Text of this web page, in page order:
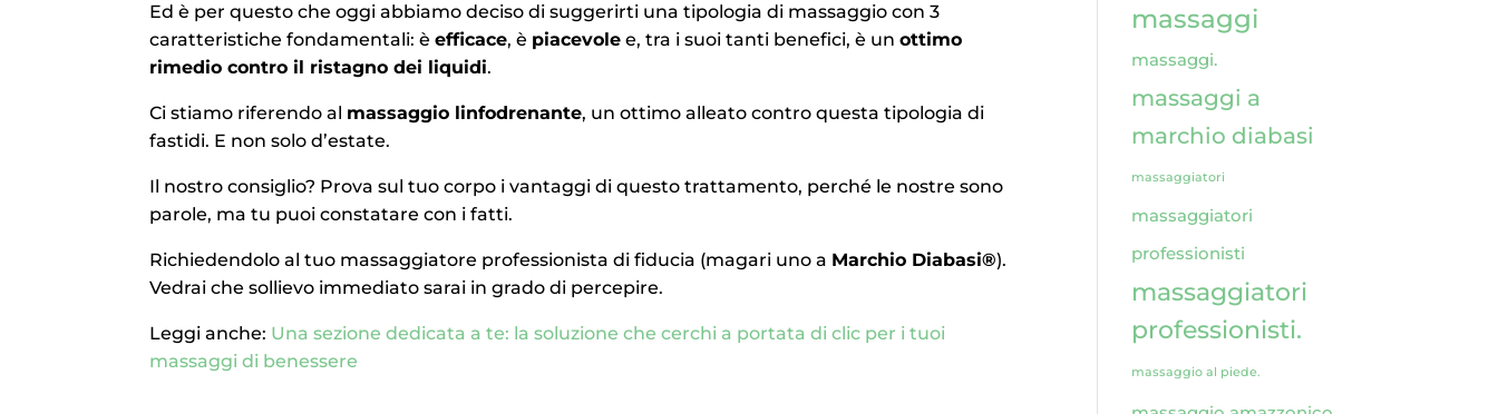
Ed è per questo che oggi abbiamo deciso di suggerirti una tipologia di massaggio con 3
caratteristiche fondamentali: èefficace, è piacevole e, tra i suoi tanti benefici, è unottimo
rimedio contro il ristagno dei liquidi.
Ci stiamo riferendo al massaggio linfodrenante, un ottimo alleato contro questa tipologia di
fastidi. E non solo d’estate.
Il nostro consiglio? Prova sul tuo corpo i vantaggi di questo trattamento, perché le nostre sono
parole, ma tu puoi constatare con i fatti.
Richiedendolo al tuo massaggiatore professionista di fiducia (magari uno a Marchio Diabasi®).
Vedrai che sollievo immediato sarai in grado di percepire.
Leggi anche: Una sezione dedicata a te: la soluzione che cerchi a portata di clic per i tuoi
massaggi di benessere
massaggi
massaggi.
massaggi a
marchio diabasi
massaggiatori
massaggiatori
professionisti
massaggiatori
professionisti.
massaggio al piede.